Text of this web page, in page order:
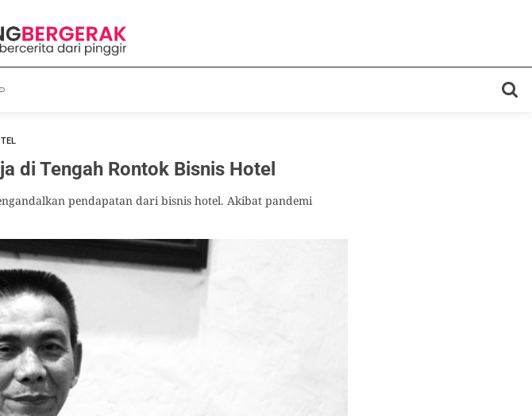
di Tengah Rontok Bisnis Hotel
pendapatan dari bisnis hotel. Akibat pandemi